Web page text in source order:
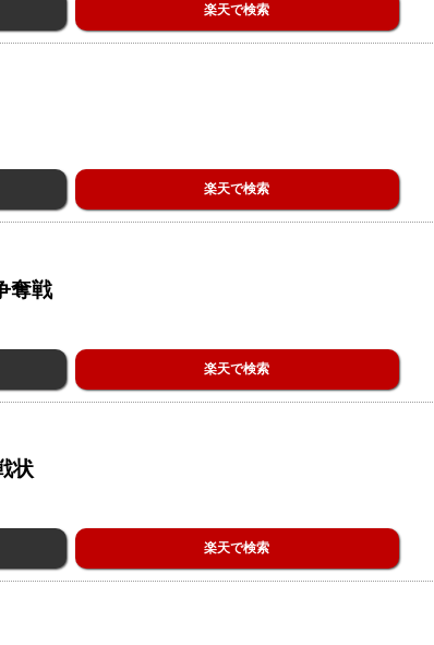
楽天で検索
楽天で検索
奪戦
楽天で検索
状
楽天で検索